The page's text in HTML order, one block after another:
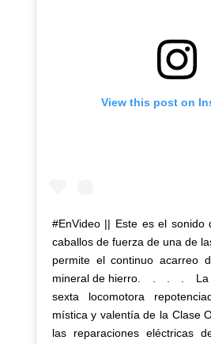
View this post on
#EnVideo || Este es el sonido
caballos de fuerza de una de
permite el continuo acarreo
mineral de hierro.⠀ .⠀ .⠀ .⠀ La
sexta locomotora
mística y valentía de la Clase
las reparaciones eléctricas